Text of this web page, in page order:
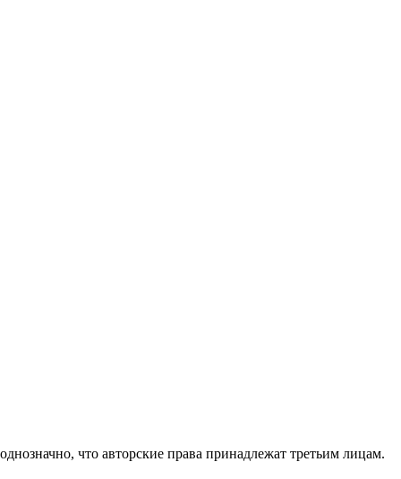
что авторские права принадлежат третьим лицам.